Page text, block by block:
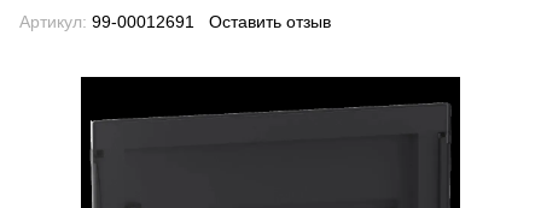
Артикул: 99-00012691 Оставить отзыв